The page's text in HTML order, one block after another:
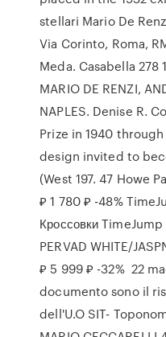
stellari Mario De
Via Corinto, Roma,
Meda. Casabella
MARIO DE RENZI,
NAPLES. Denise R.
Prize in 1940
design invited to
(West 197. 47 Howe
₽ 1 780 ₽ -48%
Кроссовки TimeJump
PERVAD WHITE/
₽ 5 999 ₽ -32% 22
documento sono il
dell'U.O SIT-